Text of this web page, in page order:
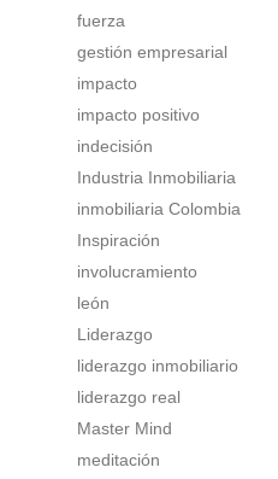
fuerza
gestión empresarial
impacto
impacto positivo
indecisión
Industria Inmobiliaria
inmobiliaria Colombia
Inspiración
involucramiento
león
Liderazgo
liderazgo inmobiliario
liderazgo real
Master Mind
meditación